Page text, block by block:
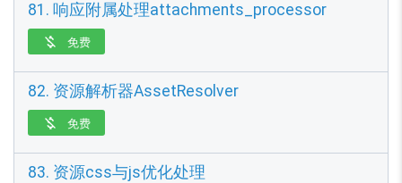
81. 响应附属处理attachments_processor
 免费
82. 资源解析器AssetResolver
 免费
83. 资源css与js优化处理